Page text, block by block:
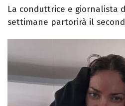
La conduttrice e giornalista
settimane partorirà il